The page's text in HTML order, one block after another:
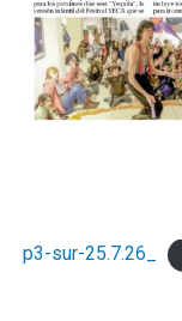
p3-sur-25.7.26_